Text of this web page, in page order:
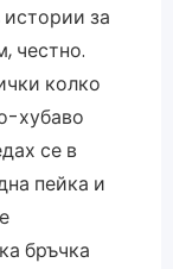
за
честно.
колко
хубаво
се в
пейка и
бръчка